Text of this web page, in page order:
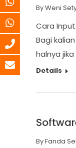
ByWeni
Cara
Bagi
halnya
Details
ByFanda